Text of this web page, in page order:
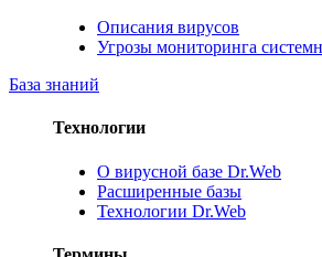
Описания вирусов
Угрозы мониторинга
База знаний
Технологии
О вирусной базе Dr.Web
Расширенные базы
Технологии Dr.Web